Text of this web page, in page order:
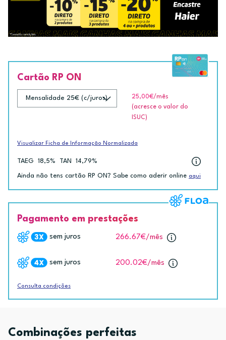
Cartão RP ON
25,00€/mês
(acresce o valor do
ISUC)
Visualizar Ficha de Informação Normalizada
TAEG 18,5% TAN 14,79%
Ainda não tens cartão RP ON? Sabe como aderir online aqui
Pagamento em prestações
sem juros 266.67€/mês
sem juros 200.02€/mês
Consulta condições
Combinações perfeitas